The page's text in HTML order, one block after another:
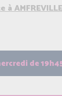
AMFREVILLE